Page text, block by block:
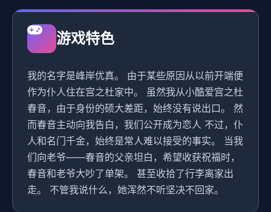
游戏特色
我的名字是峰岸优真。 由于某些原因从以前开端便
作为仆人住在宫之杜家中。 虽然我从小酷爱宫之杜
春音，由于身份的硕大差距，始终没有说出口。 然
而春音主动向我告白，我们公开成为恋人 不过，仆
人和名门千金，始终是常人难以接受的事实。 当我
们向老爷——春音的父亲坦白，希望收获祝福时，
春音和老爷大吵了单架。 甚至收拾了行李离家出
走。 不管我说什么，她浑然不听坚决不回家。